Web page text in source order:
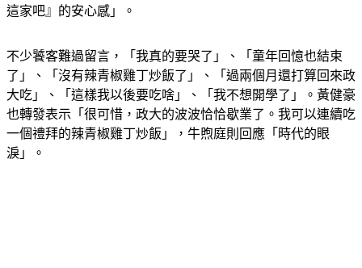
這家吧』的安心感」。
不少饕客難過留言，「我真的要哭了」、「童年回憶也結束
了」、「沒有辣青椒雞丁炒飯了」、「過兩個月還打算回來政
大吃」、「這樣我以後要吃啥」、「我不想開學了」。黃健豪
也轉發表示「很可惜，政大的波波恰恰歇業了。我可以連續吃
一個禮拜的辣青椒雞丁炒飯」，牛煦庭則回應「時代的眼
淚」。